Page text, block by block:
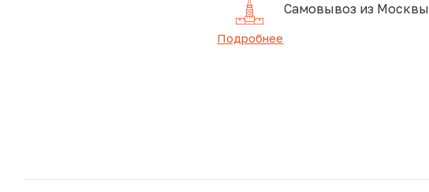
Самовывоз из Москвы
Подробнее